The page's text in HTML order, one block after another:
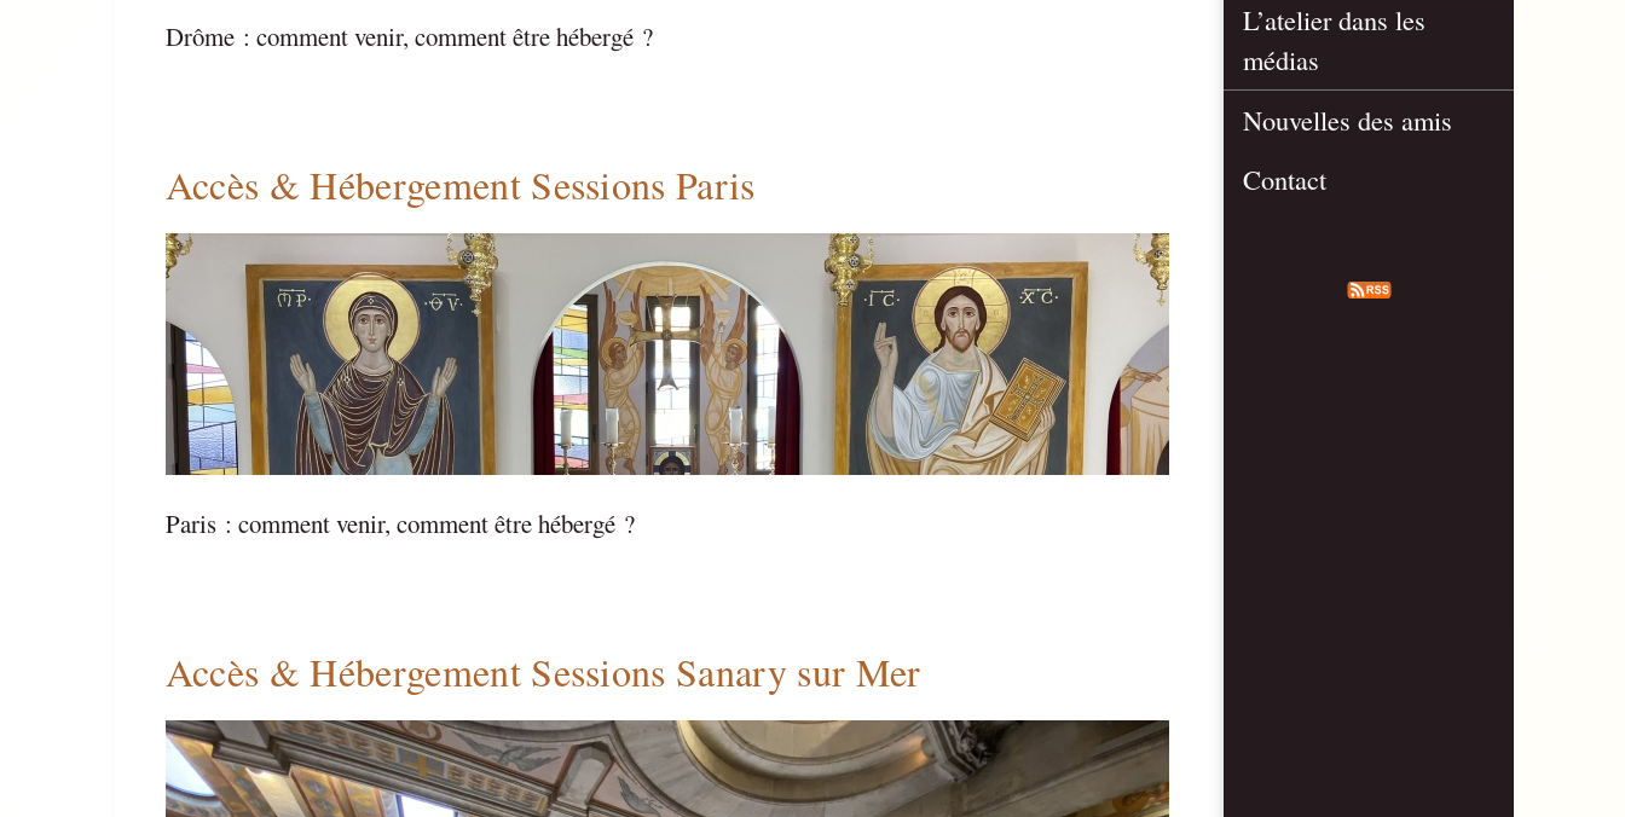
Drôme : comment venir, comment être hébergé ?
Accès & Hébergement Sessions Paris
Paris : comment venir, comment être hébergé ?
Accès & Hébergement Sessions Sanary sur Mer
L’atelier dans les
médias
Nouvelles des amis
Contact